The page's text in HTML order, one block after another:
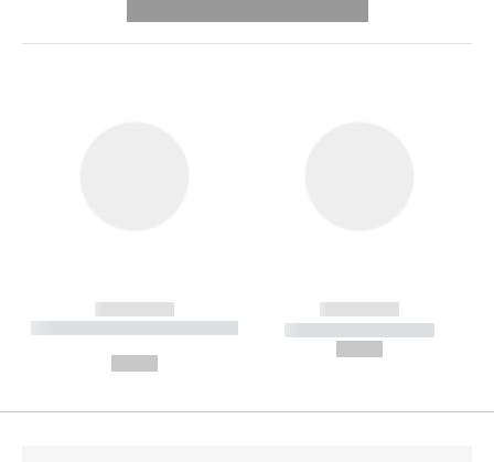
------------
----------- ----------- --------
------------
----------- -----------